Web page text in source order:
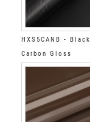
HXS5CANB - Black
Carbon Gloss